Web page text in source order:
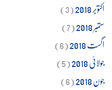
اکتوبر 2018
(3)
ستمبر 2018
(7)
اگست 2018
(6)
جولائی 2018
(5)
جون 2018
(6)